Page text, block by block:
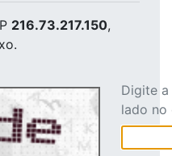
216.73.217.150,
Digite
lado no